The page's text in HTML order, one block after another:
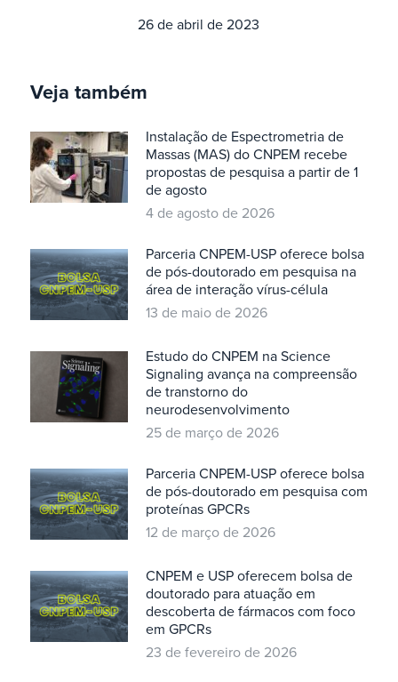
26 de abril de 2023
Veja também
Instalação de Espectrometria de
Massas (MAS) do CNPEM recebe
propostas de pesquisa a partir de 1
de agosto
4 de agosto de 2026
Parceria CNPEM-USP oferece bolsa
de pós-doutorado em pesquisa na
área de interação vírus-célula
13 de maio de 2026
Estudo do CNPEM na Science
Signaling avança na compreensão
de transtorno do
neurodesenvolvimento
25 de março de 2026
Parceria CNPEM-USP oferece bolsa
de pós-doutorado em pesquisa com
proteínas GPCRs
12 de março de 2026
CNPEM e USP oferecem bolsa de
doutorado para atuação em
descoberta de fármacos com foco
em GPCRs
23 de fevereiro de 2026